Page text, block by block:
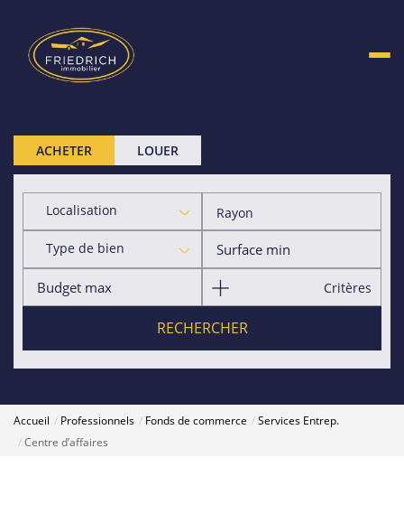
ACHETER LOUER
Localisation Rayon
Type de bien
Critères
RECHERCHER
Accueil Professionnels Fonds de commerce
Services Entrep.
Centre d’affaires